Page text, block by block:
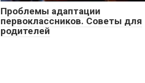
Проблемы адаптации
первоклассников. Советы для
родителей